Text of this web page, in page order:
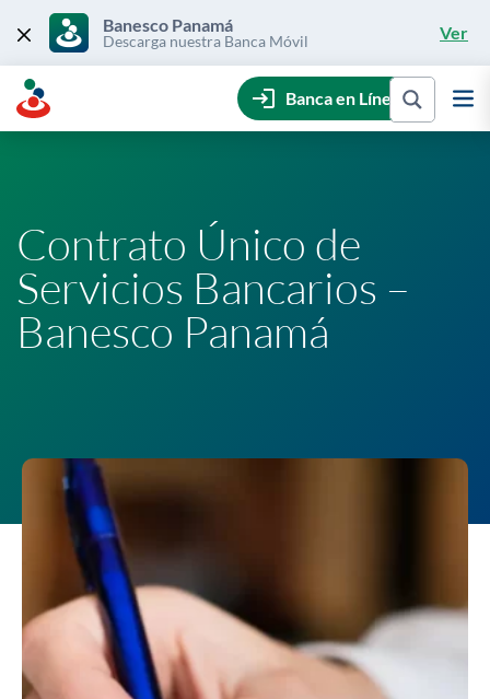
content
Banesco Panamá
Descarga nuestra Banca Móvil Ver
Banca en Línea
Contrato Único de
Servicios Bancarios –
Banesco Panamá